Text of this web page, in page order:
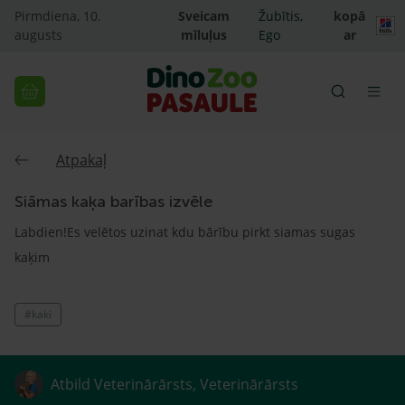
Pirmdiena, 10.
augusts
Sveicam
mīluļus
Žubītis,
Ego
kopā
ar
Atpakaļ
Siāmas kaķa barības izvēle
Labdien!Es velētos uzinat kdu bārību pirkt siamas sugas
kaķim
#kaki
Atbild Veterinārārsts, Veterinārārsts